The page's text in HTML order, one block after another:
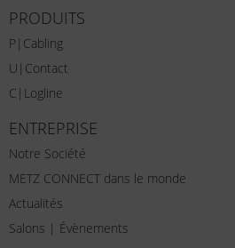
PRODUITS
P|Cabling
U|Contact
C|Logline
ENTREPRISE
Notre Société
METZ CONNECT dans le monde
Actualités
Salons | Évènements